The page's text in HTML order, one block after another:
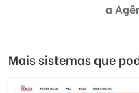
a
Mais sistemas que